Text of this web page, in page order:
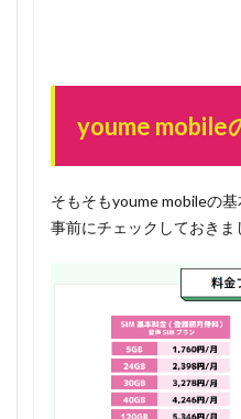
youme mobile
そもそもyoume mobileの
事前にチェックしておきま